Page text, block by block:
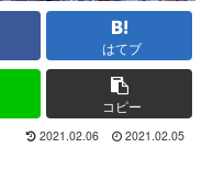
はてブ
コピー
2021.02.06 2021.02.05